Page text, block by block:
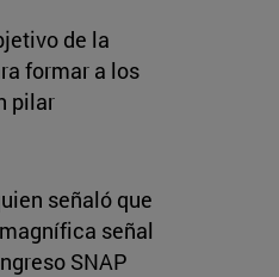
de la
formar a los
pilar
señaló que
señal
SNAP